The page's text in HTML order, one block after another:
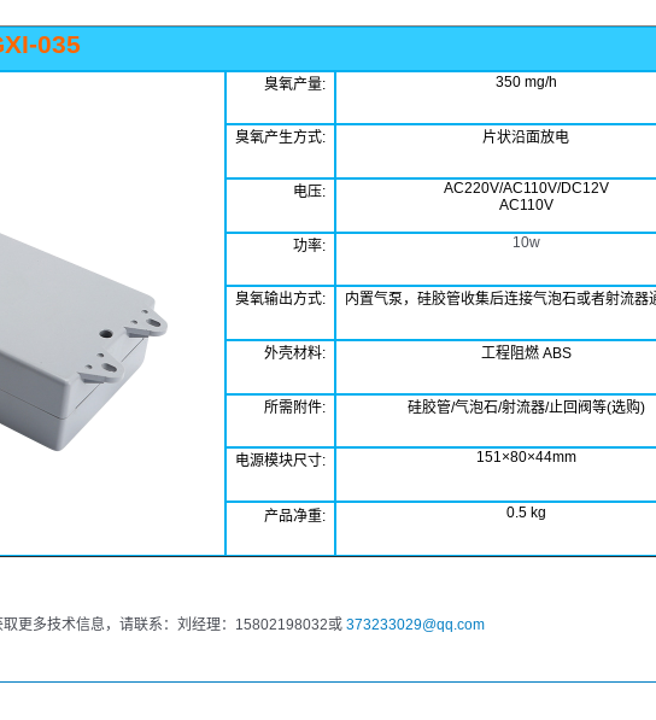
035
臭氧产量: 350 mg/h
臭氧产生方式: 片状沿面放电
电压: AC220V/AC110V/DC12V
AC110V
功率: 10w
臭氧输出方式: 内置气泵，硅胶管收集后连接气泡石或者射流器
外壳材料: 工程阻燃 ABS
所需附件: 硅胶管/气泡石/射流器/止回阀等(选购)
电源模块尺寸: 151×80×44mm
产品净重: 0.5 kg
更多技术信息，请联系：刘经理：15802198032或 373233029@qq.com